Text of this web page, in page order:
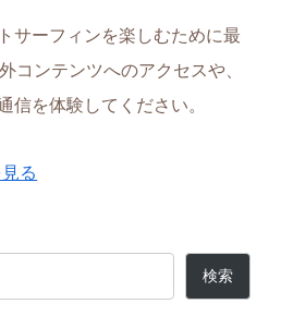
サーフィンを楽しむために最
コンテンツへのアクセスや、
信を体験してください。
る
検索